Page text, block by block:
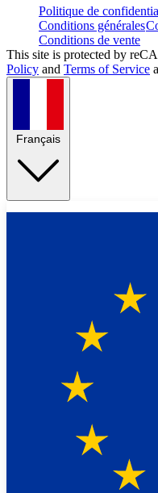
Politique de
Conditions générales
Conditions de vente
This site is protected by
Policy and Terms of Service
Français